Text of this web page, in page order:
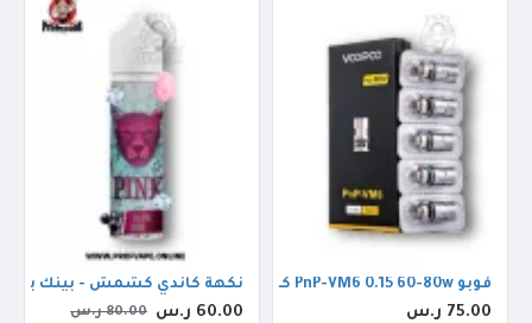
فوبو PnP-VM6 0.15 60-80w كويل
75.00 ر.س
نكهة كاندي كشمش - بينك بانثر ايس
60.00 ر.س 80.00 ر.س